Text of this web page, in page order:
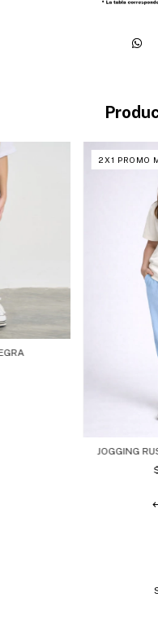
2X1 PROMO
JOGGING